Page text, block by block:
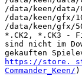
/data/keen/data/
/data/keen/gfx/
/data/keen/gfx/
*.CK2, *.CK3 -
sind nicht im
gekauften
https://store.
Commander_Keen/ )